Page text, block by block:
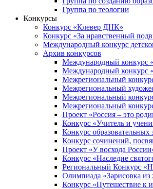
Группа по теологии
Конкурсы
Конкурс «Клевер ДНК»
Конкурс «За нравственный
Международный конкурс
Архив конкурсов
Международный конкурс
Международный конкурс
Межрегиональный
Межрегиональный
Межрегиональный
Межрегиональный
Проект «Россия – это
Конкурс «Учитель и
Конкурс
Конкурс сочинений,
Проект «У восхода
Конкурс «Наследие
Региональный Конкурс
Олимпиада «Зарисовка
Конкурс «Путешествие к